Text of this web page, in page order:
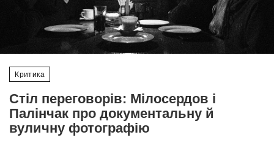
Критика
Стіл переговорів: Мілосердов і
Палінчак про документальну й
вуличну фотографію